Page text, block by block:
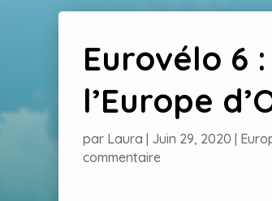
Eurovélo 6
l’Europe
par Laura Juin 29, 2020
commentaire